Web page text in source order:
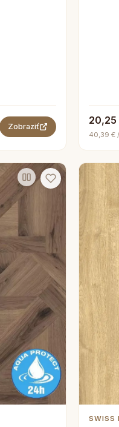
Zobraziť 20,25
40,39 €
SWISS